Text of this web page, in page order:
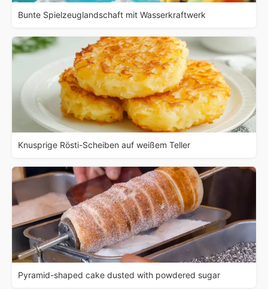
Bunte Spielzeuglandschaft mit Wasserkraftwerk
Knusprige Rösti-Scheiben auf weißem Teller
Pyramid-shaped cake dusted with powdered sugar